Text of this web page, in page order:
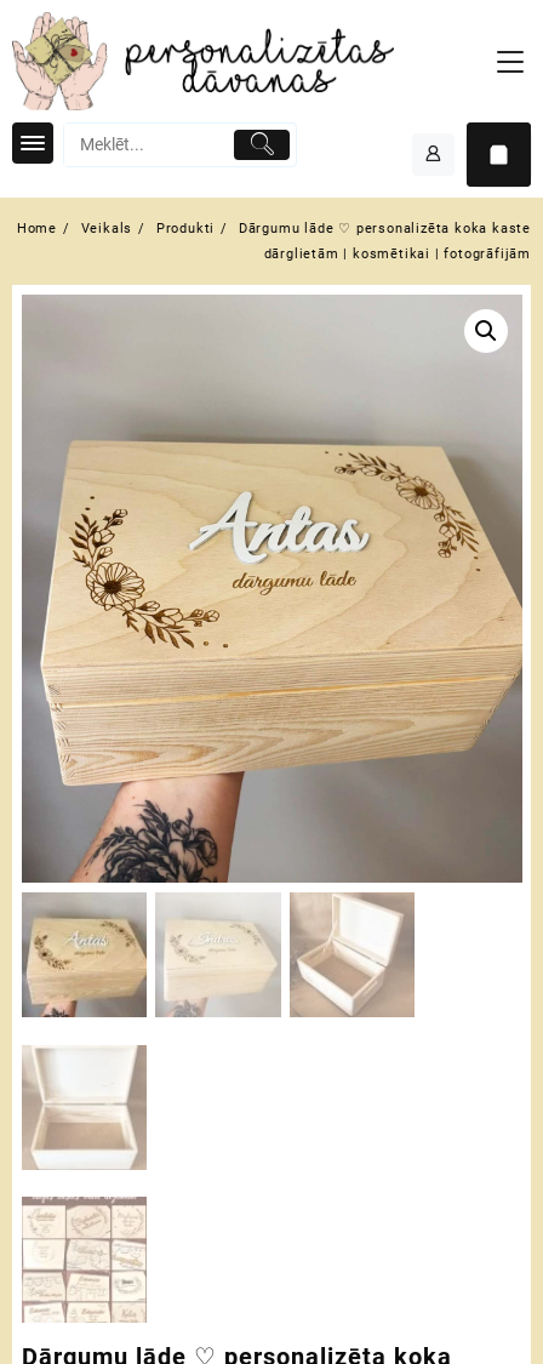
to
content
Home Veikals Produkti
Dārgumu lāde ♡ personalizēta koka kaste
dārglietām | kosmētikai | fotogrāfijām
Dārgumu lāde ♡ personalizēta koka